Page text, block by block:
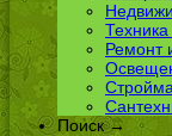
Ремонт
Поиск →